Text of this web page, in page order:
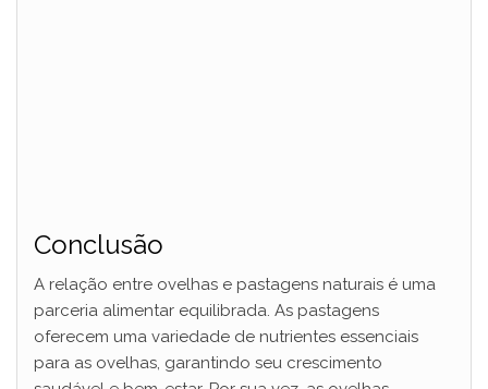
Conclusão
A relação entre ovelhas e pastagens naturais é uma
parceria alimentar equilibrada. As pastagens
oferecem uma variedade de nutrientes essenciais
para as ovelhas, garantindo seu crescimento